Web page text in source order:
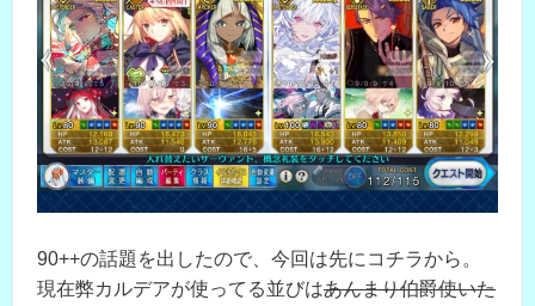
90++の話題を出したので、今回は先にコチラから。
現在弊カルデアが使ってる並びはあんまり伯爵使いた